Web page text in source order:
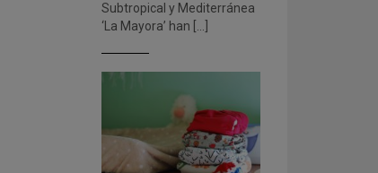
Subtropical y Mediterránea
‘La Mayora’ han […]